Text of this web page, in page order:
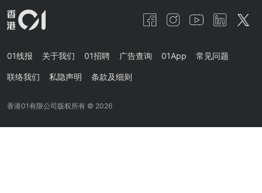
01线报 关于我们 01招聘 广告查询 01App 常见问题
联络我们 私隐声明 条款及细则
香港01有限公司版权所有 © 2026